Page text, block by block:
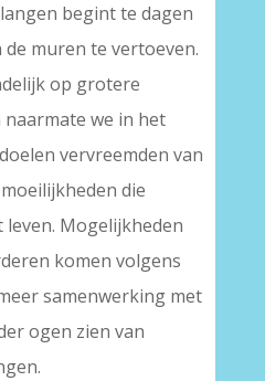
begint te dagen
muren te vertoeven.
op grotere
we in het
vervreemden van
die
Mogelijkheden
komen volgens
samenwerking met
ogen zien van